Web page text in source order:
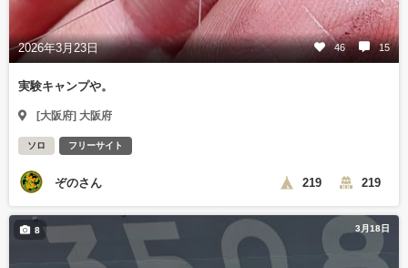
2026年3月23日 46 15
実験キャンプや。
[大阪府] 大阪府
ソロ フリーサイト
ぞのさん 219 219
3月18日
8